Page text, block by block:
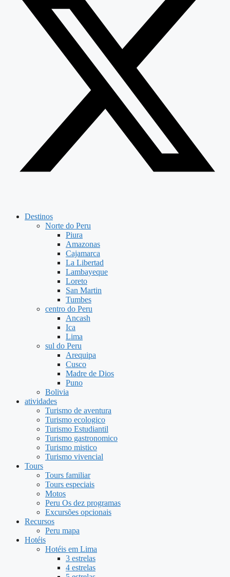
Destinos
Norte do Peru
Piura
Amazonas
Cajamarca
La Libertad
Lambayeque
Loreto
San Martin
Tumbes
centro do Peru
Ancash
Ica
Lima
sul do Peru
Arequipa
Cusco
Madre de Dios
Puno
Bolivia
atividades
Turismo de aventura
Turismo ecologico
Turismo Estudiantil
Turismo gastronomico
Turismo mistico
Turismo vivencial
Tours
Tours familiar
Tours especiais
Motos
Peru Os dez programas
Excursões opcionais
Recursos
Peru mapa
Hotéis
Hotéis em Lima
3 estrelas
4 estrelas